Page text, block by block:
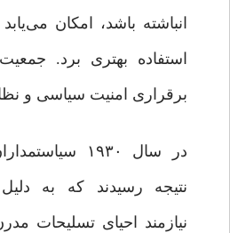
انباشته باشد، امکان
استفاده‌ بهتری برد.
برقراری امنیت سیاسی و
در سال ۱۹۳۰
نتیجه رسیدند که به
نیازمند احیای تسلیحات